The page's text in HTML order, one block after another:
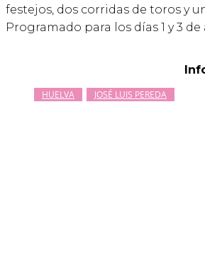
festejos, dos corridas de toros y
Programado para los días 1 y 3
HUELVA JOSÉ LUIS PEREDA